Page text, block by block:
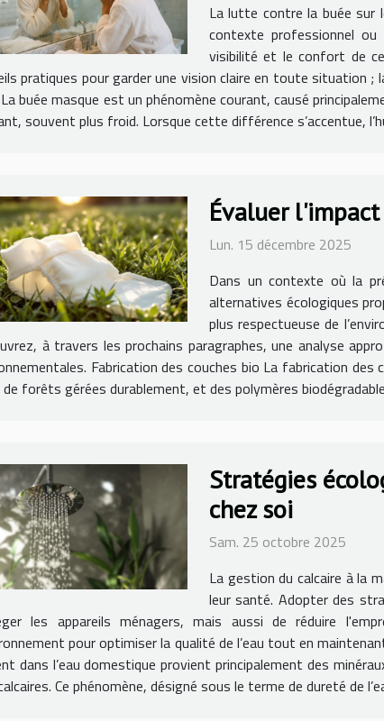
La lutte contre la buée sur
contexte professionnel ou
visibilité et le confort de
pratiques pour garder une vision claire en toute situation
buée masque est un phénomène courant, causé
souvent plus froid. Lorsque cette différence s’accentue,
Évaluer
Lun. 15 décembre 2025
Dans un contexte où la
alternatives écologiques
plus respectueuse de
à travers les prochains paragraphes, une analyse
Fabrication des couches bio La fabrication
forêts gérées durablement, et des polymères
Stratégies
chez soi
Sam. 25 octobre 2025
La gestion du calcaire à la
leur santé. Adopter des
les appareils ménagers, mais aussi de réduire
pour optimiser la qualité de l’eau tout en
dans l’eau domestique provient principalement des
Ce phénomène, désigné sous le terme de dureté de